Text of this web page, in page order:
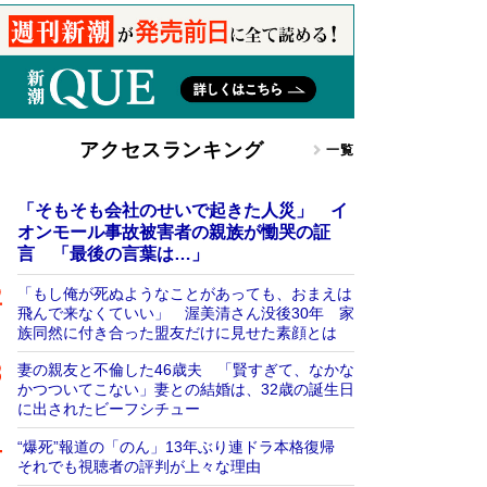
アクセスランキング 一覧
「そもそも会社のせいで起きた人災」 イ
オンモール事故被害者の親族が慟哭の証
言 「最後の言葉は…」
「もし俺が死ぬようなことがあっても、おまえは
飛んで来なくていい」 渥美清さん没後30年 家
族同然に付き合った盟友だけに見せた素顔とは
妻の親友と不倫した46歳夫 「賢すぎて、なかな
かつついてこない」妻との結婚は、32歳の誕生日
に出されたビーフシチュー
“爆死”報道の「のん」13年ぶり連ドラ本格復帰
それでも視聴者の評判が上々な理由